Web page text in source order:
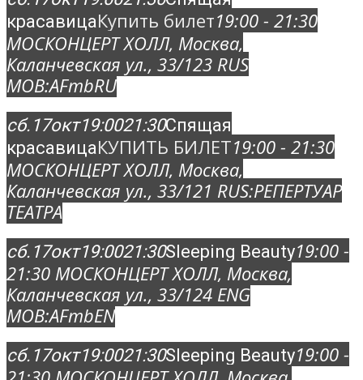
красавицаКупить билет19:00 - 21:30
МОСКОНЦЕРТ ХОЛЛ, Москва,
Каланчевская ул., 33/123 RUS
MOB:AFmbRU
сб. 17окт19:0021:30Спящая
красавицаКУПИТЬ БИЛЕТ19:00 - 21:30
МОСКОНЦЕРТ ХОЛЛ, Москва,
Каланчевская ул., 33/121 RUS:РЕПЕРТУАР
ТЕАТРА
сб. 17окт19:0021:30Sleeping Beauty19:00 -
21:30 МОСКОНЦЕРТ ХОЛЛ, Москва,
Каланчевская ул., 33/124 ENG
MOB:AFmbEN
сб. 17окт19:0021:30Sleeping Beauty19:00 -